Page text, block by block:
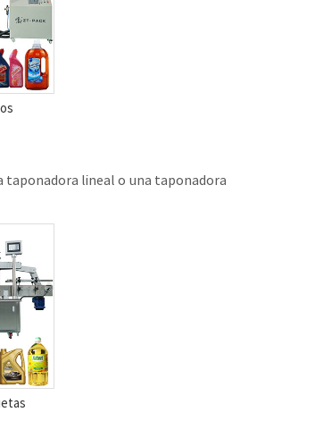
taponadora lineal o una taponadora